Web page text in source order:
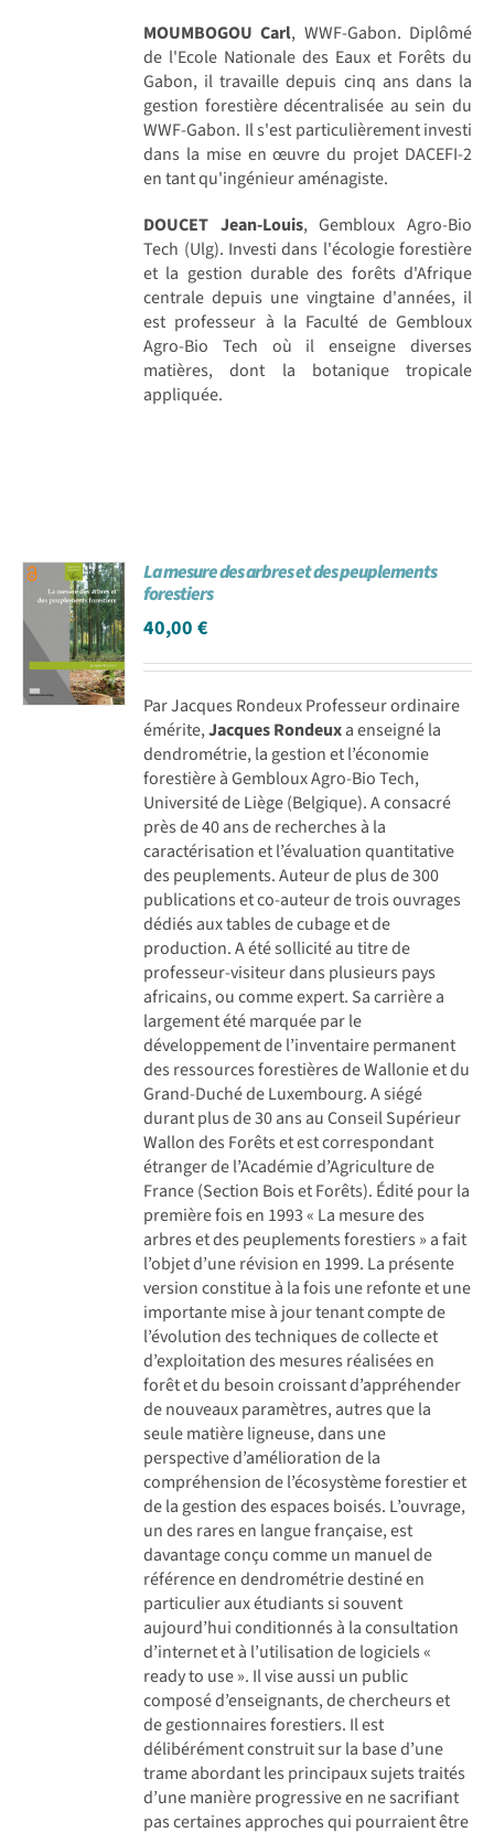
MOUMBOGOU Carl, WWF-Gabon. Diplômé
de l'Ecole Nationale des Eaux et Forêts du
Gabon, il travaille depuis cinq ans dans la
gestion forestière décentralisée au sein du
WWF-Gabon. Il s'est particulièrement investi
dans la mise en œuvre du projet DACEFI-2
en tant qu'ingénieur aménagiste.
DOUCET Jean-Louis, Gembloux Agro-Bio
Tech (Ulg). Investi dans l'écologie forestière
et la gestion durable des forêts d'Afrique
centrale depuis une vingtaine d'années, il
est professeur à la Faculté de Gembloux
Agro-Bio Tech où il enseigne diverses
matières, dont la botanique tropicale
appliquée.
La mesure des arbres et des peuplements
forestiers
40,00€
Par Jacques Rondeux Professeur ordinaire
émérite,Jacques Rondeuxa enseigné la
dendrométrie, la gestion et l’économie
forestière à Gembloux Agro-Bio Tech,
Université de Liège (Belgique). A consacré
près de 40 ans de recherches à la
caractérisation et l’évaluation quantitative
des peuplements. Auteur de plus de 300
publications et co-auteur de trois ouvrages
dédiés aux tables de cubage et de
production. A été sollicité au titre de
professeur-visiteur dans plusieurs pays
africains, ou comme expert. Sa carrière a
largement été marquée par le
développement de l’inventaire permanent
des ressources forestières de Wallonie et du
Grand-Duché de Luxembourg. A siégé
durant plus de 30 ans au Conseil Supérieur
Wallon des Forêts et est correspondant
étranger de l’Académie d’Agriculture de
France (Section Bois et Forêts). Édité pour la
première fois en 1993 « La mesure des
arbres et des peuplements forestiers » a fait
l’objet d’une révision en 1999. La présente
version constitue à la fois une refonte et une
importante mise à jour tenant compte de
l’évolution des techniques de collecte et
d’exploitation des mesures réalisées en
forêt et du besoin croissant d’appréhender
de nouveaux paramètres, autres que la
seule matière ligneuse, dans une
perspective d’amélioration de la
compréhension de l’écosystème forestier et
de la gestion des espaces boisés. L’ouvrage,
un des rares en langue française, est
davantage conçu comme un manuel de
référence en dendrométrie destiné en
particulier aux étudiants si souvent
aujourd’hui conditionnés à la consultation
d’internet et à l’utilisation de logiciels «
ready to use ». Il vise aussi un public
composé d’enseignants, de chercheurs et
de gestionnaires forestiers. Il est
délibérément construit sur la base d’une
trame abordant les principaux sujets traités
d’une manière progressive en ne sacrifiant
pas certaines approches qui pourraient être